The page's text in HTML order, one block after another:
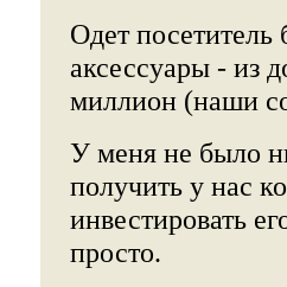
Одет
аксессуары - из
миллион (наши
У меня не было
получить у нас
инвестировать
просто.